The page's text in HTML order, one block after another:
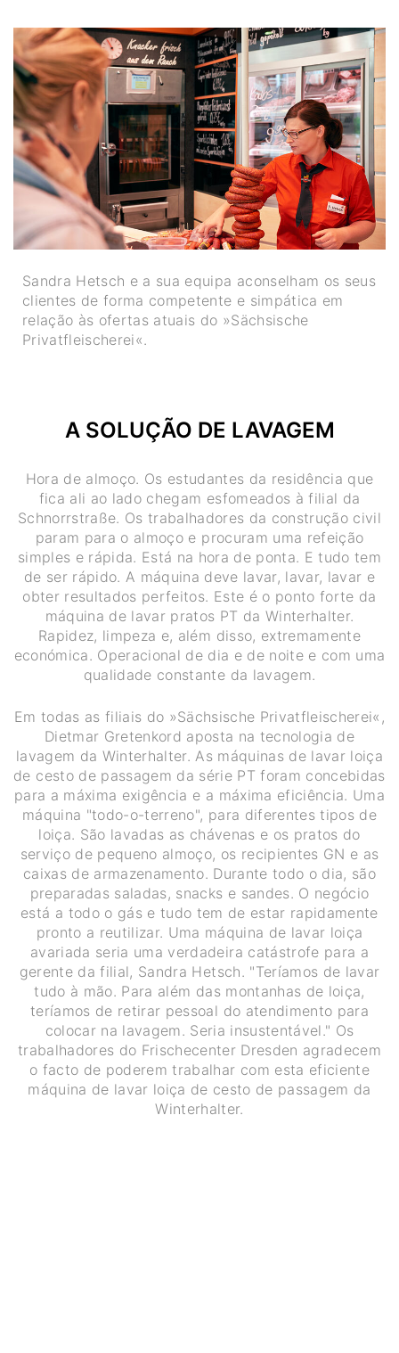
Sandra Hetsch e a sua equipa aconselham os seus
clientes de forma competente e simpática em
relação às ofertas atuais do »Sächsische
Privatfleischerei«.
A SOLUÇÃO DE LAVAGEM
Hora de almoço. Os estudantes da residência que
fica ali ao lado chegam esfomeados à filial da
Schnorrstraße. Os trabalhadores da construção civil
param para o almoço e procuram uma refeição
simples e rápida. Está na hora de ponta. E tudo tem
de ser rápido. A máquina deve lavar, lavar, lavar e
obter resultados perfeitos. Este é o ponto forte da
máquina de lavar pratos PT da Winterhalter.
Rapidez, limpeza e, além disso, extremamente
económica. Operacional de dia e de noite e com uma
qualidade constante da lavagem.
Em todas as filiais do »Sächsische Privatfleischerei«,
Dietmar Gretenkord aposta na tecnologia de
lavagem da Winterhalter. As máquinas de lavar loiça
de cesto de passagem da série PT foram concebidas
para a máxima exigência e a máxima eficiência. Uma
máquina "todo-o-terreno", para diferentes tipos de
loiça. São lavadas as chávenas e os pratos do
serviço de pequeno almoço, os recipientes GN e as
caixas de armazenamento. Durante todo o dia, são
preparadas saladas, snacks e sandes. O negócio
está a todo o gás e tudo tem de estar rapidamente
pronto a reutilizar. Uma máquina de lavar loiça
avariada seria uma verdadeira catástrofe para a
gerente da filial, Sandra Hetsch. "Teríamos de lavar
tudo à mão. Para além das montanhas de loiça,
teríamos de retirar pessoal do atendimento para
colocar na lavagem. Seria insustentável." Os
trabalhadores do Frischecenter Dresden agradecem
o facto de poderem trabalhar com esta eficiente
máquina de lavar loiça de cesto de passagem da
Winterhalter.